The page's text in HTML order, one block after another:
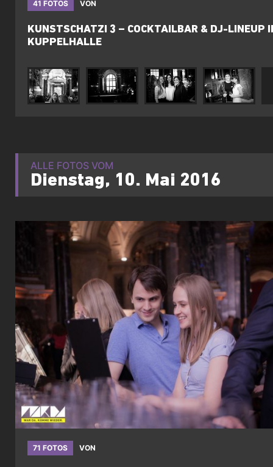
41 FOTOS VON
KUNSTSCHATZI 3 – COCKTAILBAR & DJ-LINEUP
KUPPELHALLE
ALLE FOTOS VOM
Dienstag, 10. Mai 2016
71 FOTOS VON